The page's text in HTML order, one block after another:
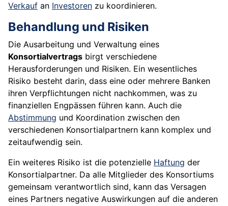
Verkauf an Investoren zu koordinieren.
Behandlung und Risiken
Die Ausarbeitung und Verwaltung eines
Konsortialvertrags birgt verschiedene
Herausforderungen und Risiken. Ein wesentliches
Risiko besteht darin, dass eine oder mehrere Banken
ihren Verpflichtungen nicht nachkommen, was zu
finanziellen Engpässen führen kann. Auch die
Abstimmung und Koordination zwischen den
verschiedenen Konsortialpartnern kann komplex und
zeitaufwendig sein.
Ein weiteres Risiko ist die potenzielle Haftung der
Konsortialpartner. Da alle Mitglieder des Konsortiums
gemeinsam verantwortlich sind, kann das Versagen
eines Partners negative Auswirkungen auf die anderen